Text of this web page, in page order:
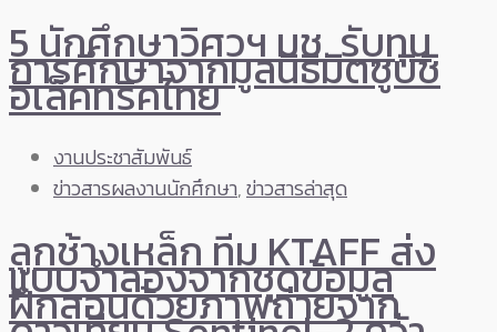
5 นักศึกษาวิศวฯ มช. รับทุน
การศึกษาจากมูลนิธิมิตซูบิชิ
อิเล็คทริคไทย
งานประชาสัมพันธ์
ข่าวสารผลงานนักศึกษา,ข่าวสารล่าสุด
ลูกช้างเหล็ก ทีม KTAFF ส่ง
แบบจำลองจากชุดข้อมูล
ฝึกสอนด้วยภาพถ่ายจาก